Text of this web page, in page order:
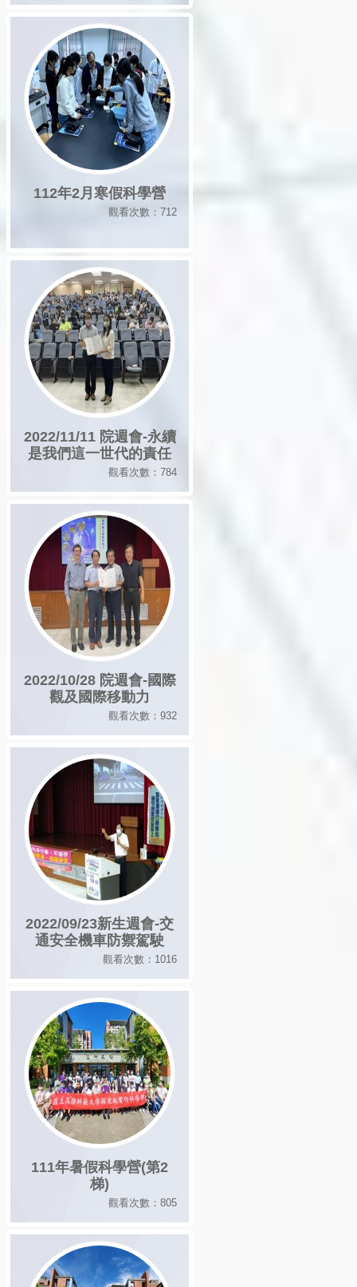
112年2月寒假科學營
觀看次數：712
2022/11/11 院週會-永續
是我們這一世代的責任
觀看次數：784
2022/10/28 院週會-國際
觀及國際移動力
觀看次數：932
2022/09/23新生週會-交
通安全機車防禦駕駛
觀看次數：1016
111年暑假科學營(第2
梯)
觀看次數：805